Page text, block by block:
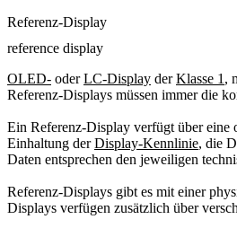
Referenz-Display
reference display
OLED- oderLC-Display derKlasse 1 ,
Referenz-Displays müssen immer die
Ein Referenz-Display verfügt über eine
Einhaltung derDisplay-Kennlinie, die
Daten entsprechen den jeweiligen
Referenz-Displays gibt es mit einer
Displays verfügen zusätzlich über